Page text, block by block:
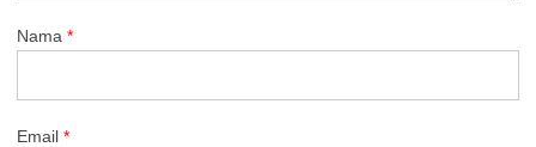
Nama *
Email *